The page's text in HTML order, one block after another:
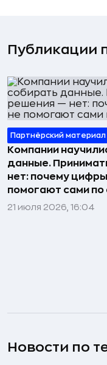
Публикации
Партнёрский материал
Компании
данные.
нет: почему
помогают сами по
21 июля 2026, 16:04
Новости по